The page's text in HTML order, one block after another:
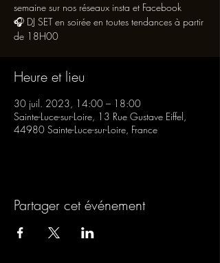
semaine sur nos réseaux insta et Facebook
🎧 DJ SET en soirée en toutes tendances à partir
de 18H00
Heure et lieu
30 juil. 2023, 14:00 – 18:00
Sainte-Luce-sur-Loire, 13 Rue Gustave Eiffel,
44980 Sainte-Luce-sur-Loire, France
Partager cet événement